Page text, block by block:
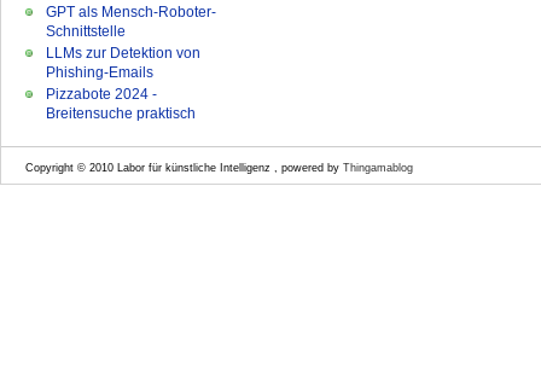
GPT als Mensch-Roboter-
Schnittstelle
LLMs zur Detektion von
Phishing-Emails
Pizzabote 2024 -
Breitensuche praktisch
Copyright © 2010 Labor für künstliche Intelligenz , powered by Thingamablog